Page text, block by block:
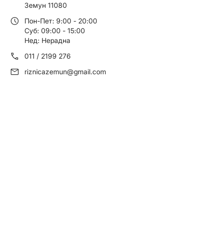
Земун 11080
Пон-Пет: 9:00 - 20:00
Суб: 09:00 - 15:00
Нед: Нерадна
011 / 2199 276
riznicazemun@gmail.com